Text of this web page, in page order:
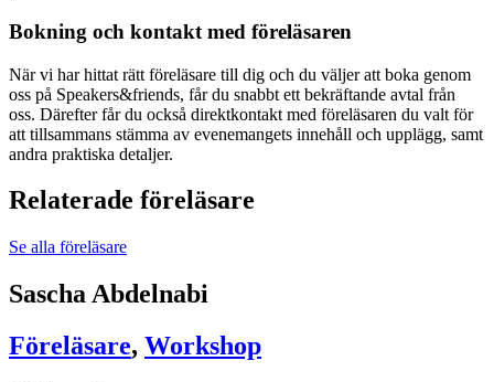
Bokning och kontakt med föreläsaren
När vi har hittat rätt föreläsare till dig och du väljer att boka genom
oss på Speakers&friends, får du snabbt ett bekräftande avtal från
oss. Därefter får du också direktkontakt med föreläsaren du valt för
att tillsammans stämma av evenemangets innehåll och upplägg, samt
andra praktiska detaljer.
Relaterade föreläsare
Se alla föreläsare
Sascha Abdelnabi
Föreläsare, Workshop